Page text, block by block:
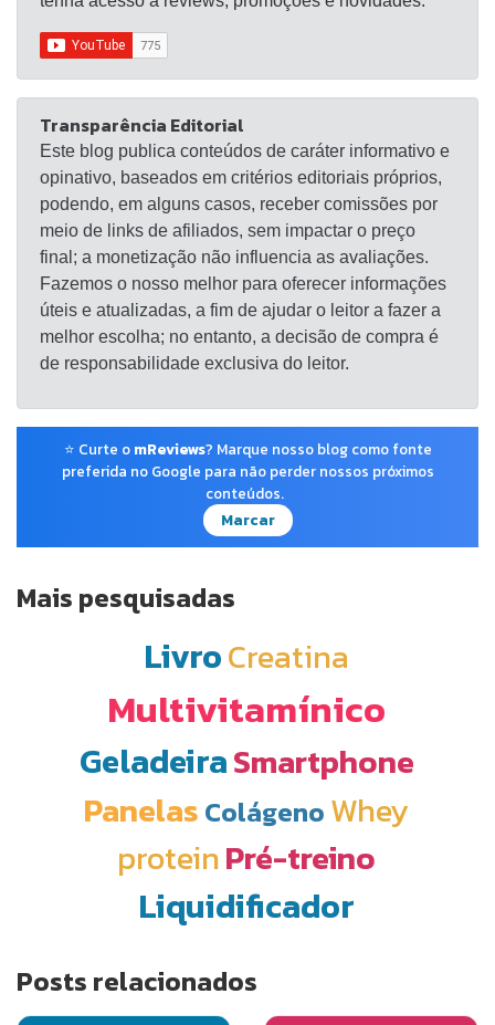
Transparência Editorial
Este blog publica conteúdos de caráter informativo e
opinativo, baseados em critérios editoriais próprios,
podendo, em alguns casos, receber comissões por
meio de links de afiliados, sem impactar o preço
final; a monetização não influencia as avaliações.
Fazemos o nosso melhor para oferecer informações
úteis e atualizadas, a fim de ajudar o leitor a fazer a
melhor escolha; no entanto, a decisão de compra é
de responsabilidade exclusiva do leitor.
⭐ Curte o mReviews? Marque nosso blog como fonte
preferida no Google para não perder nossos próximos
conteúdos.
Marcar
Mais pesquisadas
LivroCreatina
Multivitamínico
GeladeiraSmartphone
Panelas Colágeno Whey
proteinPré-treino
Liquidificador
Posts relacionados